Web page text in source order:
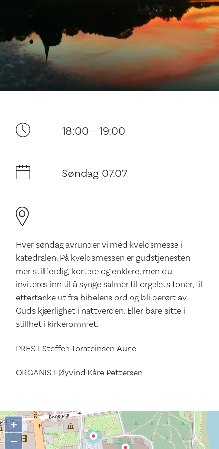
Ditt besøk
18:00 - 19:00
Søndag 07.07
Hver søndag avrunder vi med kveldsmesse i
katedralen. På kveldsmessen er gudstjenesten
mer stillferdig, kortere og enklere, men du
inviteres inn til å synge salmer til orgelets toner, til
ettertanke ut fra bibelens ord og bli berørt av
Guds kjærlighet i nattverden. Eller bare sitte i
stillhet i kirkerommet.
PREST Steffen Torsteinsen Aune
ORGANIST Øyvind Kåre Pettersen
+
−